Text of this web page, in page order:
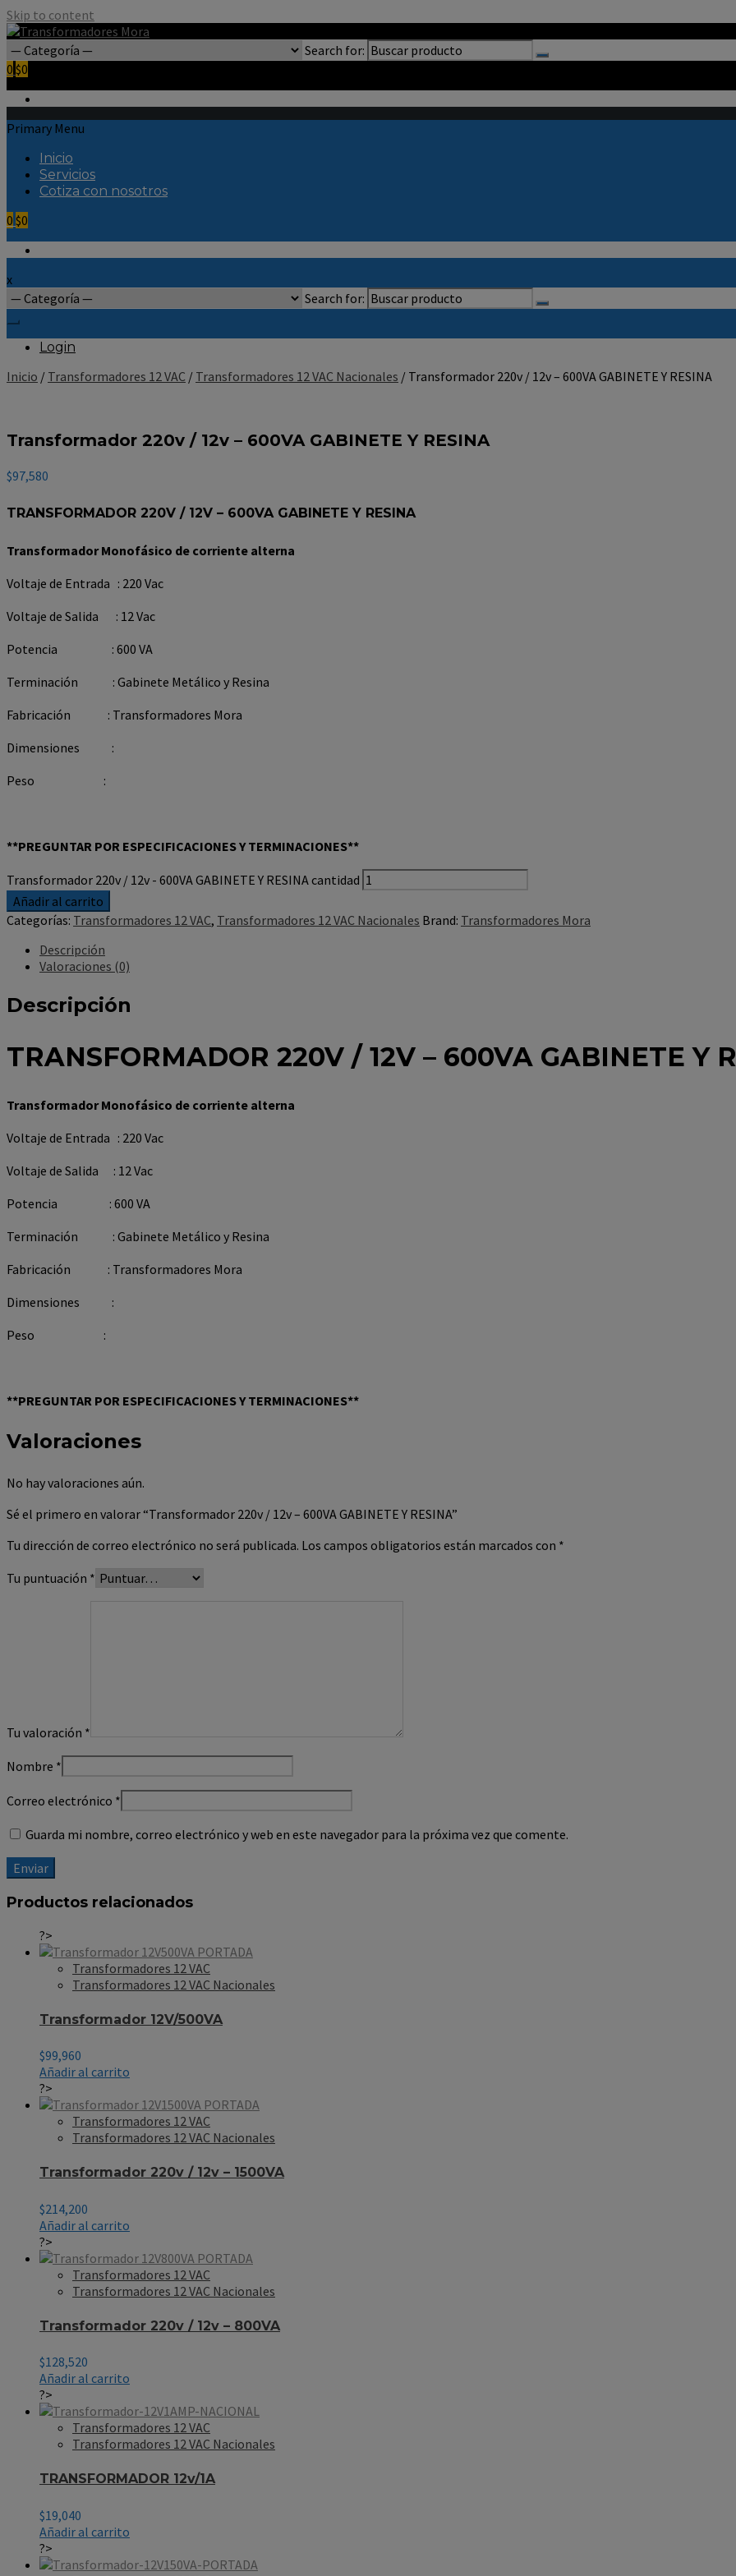
Skip to content
Search for:
0 $0
Primary Menu
Inicio
Servicios
Cotiza con nosotros
0 $0
x
Search for:
Login
Inicio / Transformadores 12 VAC / Transformadores 12 VAC Nacionales / Transformador 220v / 12v – 600VA GABINETE Y RESINA
Transformador 220v / 12v – 600VA GABINETE Y RESINA
$97,580
TRANSFORMADOR 220V / 12V – 600VA GABINETE Y RESINA
Transformador Monofásico de corriente alterna
Voltaje de Entrada : 220 Vac
Voltaje de Salida : 12 Vac
Potencia : 600 VA
Terminación : Gabinete Metálico y Resina
Fabricación : Transformadores Mora
Dimensiones :
Peso :
**PREGUNTAR POR ESPECIFICACIONES Y TERMINACIONES**
Transformador 220v / 12v - 600VA GABINETE Y RESINA cantidad
Añadir al carrito
Categorías: Transformadores 12 VAC, Transformadores 12 VAC Nacionales Brand: Transformadores Mora
Descripción
Valoraciones (0)
Descripción
TRANSFORMADOR 220V / 12V – 600VA GABINETE Y
Transformador Monofásico de corriente alterna
Voltaje de Entrada : 220 Vac
Voltaje de Salida : 12 Vac
Potencia : 600 VA
Terminación : Gabinete Metálico y Resina
Fabricación : Transformadores Mora
Dimensiones :
Peso :
**PREGUNTAR POR ESPECIFICACIONES Y TERMINACIONES**
Valoraciones
No hay valoraciones aún.
Sé el primero en valorar “Transformador 220v / 12v – 600VA GABINETE Y RESINA”
Tu dirección de correo electrónico no será publicada. Los campos obligatorios están marcados con *
Tu puntuación *
Tu valoración *
Nombre *
Correo electrónico *
Guarda mi nombre, correo electrónico y web en este navegador para la próxima vez que comente.
Productos relacionados
?>
Transformadores 12 VAC
Transformadores 12 VAC Nacionales
Transformador 12V/500VA
$99,960
Añadir al carrito
?>
Transformadores 12 VAC
Transformadores 12 VAC Nacionales
Transformador 220v / 12v – 1500VA
$214,200
Añadir al carrito
?>
Transformadores 12 VAC
Transformadores 12 VAC Nacionales
Transformador 220v / 12v – 800VA
$128,520
Añadir al carrito
?>
Transformadores 12 VAC
Transformadores 12 VAC Nacionales
TRANSFORMADOR 12v/1A
$19,040
Añadir al carrito
?>